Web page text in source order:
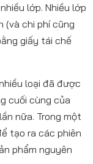
lớp. Nhiều lớp
(và chi phí cũng
giấy tái chế
loại đã được
cuối cùng của
nữa. Trong một
tạo ra các phiên
phẩm nguyên